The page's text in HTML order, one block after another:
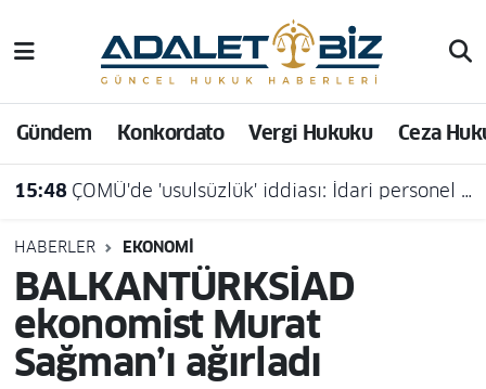
Gündem Konkordato Vergi Hukuku Ceza
15:48 ÇOMÜ'de 'usulsüzlük' iddiası: İdari personel açığa alındı
HABERLER EKONOMI
BALKANTÜRKSİAD
ekonomist Murat
Sağman’ı ağırladı
Hava Durumu
Trafik Durumu
Süper Lig Puan Durumu ve Fikstür
Tüm Manşetler
Son Dakika Haberleri
Haber Arşivi